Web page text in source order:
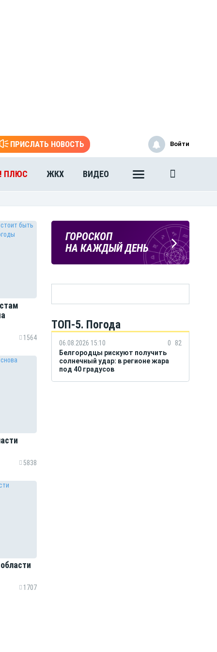
ПРИСЛАТЬ НОВОСТЬ
ПЛЮС ЖКХ ВИДЕО
Войти
1564
5838
1707
ГОРОСКОП
НА КАЖДЫЙ ДЕНЬ
Подпишись
на тг-канал
«МОЁ! Белгород»
ПОГОДА
В БЕЛГОРОДЕ
ТОП-5. Погода
06.08.2026 15:10 0
82
Белгородцы рискуют получить
солнечный удар: в регионе жара
под 40 градусов